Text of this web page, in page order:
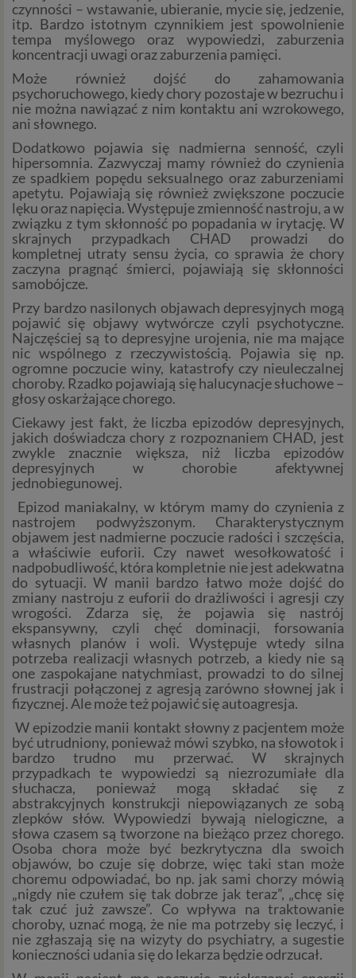
czynności – wstawanie, ubieranie, mycie się, jedzenie,
itp. Bardzo istotnym czynnikiem jest spowolnienie
tempa myślowego oraz wypowiedzi, zaburzenia
koncentracji uwagi oraz zaburzenia pamięci.
Może również dojść do zahamowania
psychoruchowego, kiedy chory pozostaje w bezruchu i
nie można nawiązać z nim kontaktu ani wzrokowego,
ani słownego.
Dodatkowo pojawia się nadmierna senność, czyli
hipersomnia. Zazwyczaj mamy również do czynienia
ze spadkiem popędu seksualnego oraz zaburzeniami
apetytu. Pojawiają się również zwiększone poczucie
lęku oraz napięcia. Występuje zmienność nastroju, a w
związku z tym skłonność po popadania w irytację. W
skrajnych przypadkach CHAD prowadzi do
kompletnej utraty sensu życia, co sprawia że chory
zaczyna pragnąć śmierci, pojawiają się skłonności
samobójcze.
Przy bardzo nasilonych objawach depresyjnych mogą
pojawić się objawy wytwórcze czyli psychotyczne.
Najczęściej są to depresyjne urojenia, nie ma mające
nic wspólnego z rzeczywistością. Pojawia się np.
ogromne poczucie winy, katastrofy czy nieuleczalnej
choroby. Rzadko pojawiają się halucynacje słuchowe –
głosy oskarżające chorego.
Ciekawy jest fakt, że liczba epizodów depresyjnych,
jakich doświadcza chory z rozpoznaniem CHAD, jest
zwykle znacznie większa, niż liczba epizodów
depresyjnych w chorobie afektywnej
jednobiegunowej.
Epizod maniakalny, w którym mamy do czynienia z
nastrojem podwyższonym. Charakterystycznym
objawem jest nadmierne poczucie radości i szczęścia,
a właściwie euforii. Czy nawet wesołkowatość i
nadpobudliwość, która kompletnie nie jest adekwatna
do sytuacji. W manii bardzo łatwo może dojść do
zmiany nastroju z euforii do drażliwości i agresji czy
wrogości. Zdarza się, że pojawia się nastrój
ekspansywny, czyli chęć dominacji, forsowania
własnych planów i woli. Występuje wtedy silna
potrzeba realizacji własnych potrzeb, a kiedy nie są
one zaspokajane natychmiast, prowadzi to do silnej
frustracji połączonej z agresją zarówno słownej jak i
fizycznej. Ale może też pojawić się autoagresja.
W epizodzie manii kontakt słowny z pacjentem może
być utrudniony, ponieważ mówi szybko, na słowotok i
bardzo trudno mu przerwać. W skrajnych
przypadkach te wypowiedzi są niezrozumiałe dla
słuchacza, ponieważ mogą składać się z
abstrakcyjnych konstrukcji niepowiązanych ze sobą
zlepków słów. Wypowiedzi bywają nielogiczne, a
słowa czasem są tworzone na bieżąco przez chorego.
Osoba chora może być bezkrytyczna dla swoich
objawów, bo czuje się dobrze, więc taki stan może
choremu odpowiadać, bo np. jak sami chorzy mówią
„nigdy nie czułem się tak dobrze jak teraz”, „chcę się
tak czuć już zawsze”. Co wpływa na traktowanie
choroby, uznać mogą, że nie ma potrzeby się leczyć, i
nie zgłaszają się na wizyty do psychiatry, a sugestie
konieczności udania się do lekarza będzie odrzucał.